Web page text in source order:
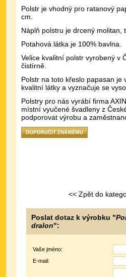
Polstr je vhodný pro ratanový
cm.
Náplň polstru je drcený molitan,
Potahová látka je 100% bavlna.
Velice kvalitní polstr vyrobený v
čistírně.
Polstr na toto křeslo papasan je
kvalitní látky a vyznačuje se
Polstry pro nás vyrábí firma
místní vyučené švadleny z
podporovat výrobu a
<< Zpět do
Poslat dotaz k výrobku "
dralon":
Vaše jméno:
E-mail: